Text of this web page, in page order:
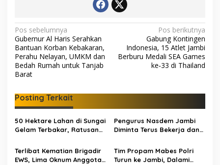
N
a
v
i
a
s
i
o
Pos sebelumnya
Gubernur Al Haris Serahkan
Bantuan Korban Kebakaran,
Perahu Nelayan, UMKM dan
Bedah Rumah untuk Tanjab
Barat
Pos berikutnya
Gabung Kontingen
Indonesia, 15 Atlet Jambi
Berburu Medali SEA Games
ke‑33 di Thailand
Posting Terkait
50 Hektare Lahan di Sungai
Gelam Terbakar, Ratusan
Water Bombing Dikerahkan
Lakukan Pemadaman
Pengurus Nasdem Jambi
Diminta Terus Bekerja dan
Suara di Pemilu 2029
Terlibat Kematian Brigadir
EWS, Lima Oknum Anggota
Tim Propam Mabes Polri
Turun ke Jambi, Dalami